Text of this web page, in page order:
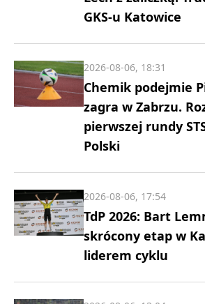
GKS-u Katowice
Chemik podejmie
zagra w Zabrzu.
pierwszej rundy
Polski
2026-08-06, 18:31
TdP 2026: Bart
skrócony etap w
liderem cyklu
2026-08-06, 17:54